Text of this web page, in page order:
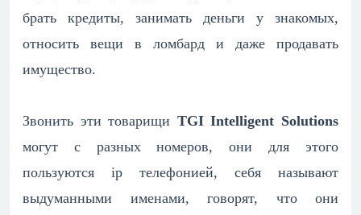
брать кредиты, занимать деньги у знакомых,
относить вещи в ломбард и даже продавать
имущество.
Звонить эти товарищи TGI Intelligent Solutions
могут с разных номеров, они для этого
пользуются ip телефонией, себя называют
выдуманными именами, говорят, что они